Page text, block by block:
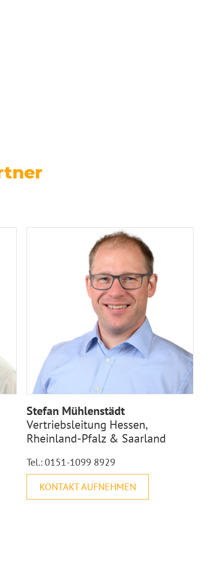
Stefan Mühlenstädt
Vertriebsleitung Hessen,
Rheinland-Pfalz & Saarland
Tel.: 0151-1099 8929
KONTAKT AUFNEHMEN